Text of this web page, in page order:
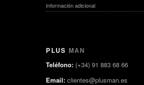
Información adicional
PLUS MAN
Teléfono: (+34) 91 883 68 66
Email: clientes@plusman.es